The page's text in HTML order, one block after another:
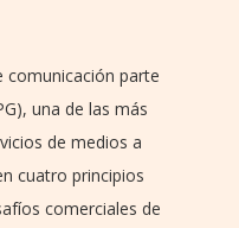
comunicación parte
una de las más
de medios a
cuatro principios
comerciales de